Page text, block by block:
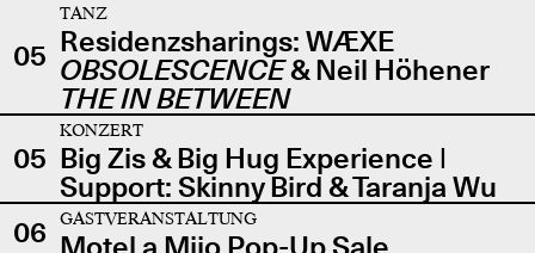
05
TANZ
Residenzsharings: WÆXE
OBSOLESCENCE& Neil Höhener
THE IN BETWEEN
05
KONZERT
Big Zis & Big Hug Experience |
Support: Skinny Bird & Taranja Wu
06
GASTVERANSTALTUNG